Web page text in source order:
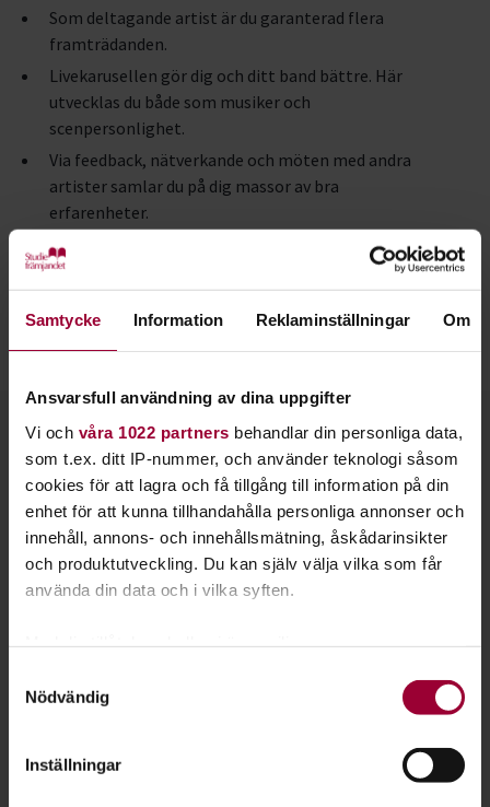
Samtycke Information Reklaminställningar Om
Ansvarsfull användning av dina uppgifter
Vi och våra 1022 partners behandlar din personliga data,
som t.ex. ditt IP-nummer, och använder teknologi såsom
cookies för att lagra och få tillgång till information på din
enhet för att kunna tillhandahålla personliga annonser och
innehåll, annons- och innehållsmätning, åskådarinsikter
och produktutveckling. Du kan själv välja vilka som får
använda din data och i vilka syften.
som kan ha en noggrannhet på upp till flera meter
Nödvändig
Inställningar
Som deltagande artist är du garanterad flera
framträdanden.
Livekarusellen gör dig och ditt band bättre. Här
utvecklas du både som musiker och
scenpersonlighet.
Via feedback, nätverkande och möten med andra
artister samlar du på dig massor av bra
erfarenheter.
Livekarusellen arrangeras av Studiefrämjandet i
samarbete med fritidsgårdar, föreningar och lokala
arrangörer.
Besök Livekarusellens webbsida!
Kontakt